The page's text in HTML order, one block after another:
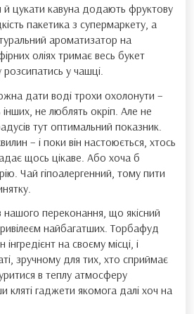
й цукати кавуна додають фруктову
пакетика з супермаркету, а
ароматизатор на
оліях тримає весь букет
у чашці.
дати воді трохи охолонути –
інших, не люблять окріп. Але не
тут оптимальний показник.
– і поки він настоюється, хтось
щось цікаве. Або хоча б
Чай гіпоалергенний, тому пити
нашого переконання, що якісний
найбагатших. Торбафуд
на своєму місці, і
зручному для тих, хто сприймає
в теплу атмосферу
кляті гаджети якомога далі хоч на